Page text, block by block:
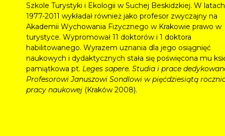
Szkole Turystyki i Ekologii w Suchej Beskidzkiej. W latach
1977-2011 wykładał również jako profesor zwyczajny na
Akademii Wychowania Fizycznego w Krakowie prawo w
turystyce. Wypromował 11 doktorów i 1 doktora
habilitowanego. Wyrazem uznania dla jego osiągnięć
naukowych i dydaktycznych stała się poświęcona mu
pamiątkowa pt. Leges sapere. Studia i prace
Profesorowi Januszowi Sondlowi w pięćdziesiątą
pracy naukowej (Kraków 2008).